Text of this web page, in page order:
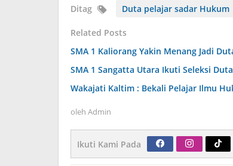
Ditag Duta pelajar sadar Hukum
Related Posts
SMA 1 Kaliorang Yakin Menang Jadi
SMA 1 Sangatta Utara Ikuti Seleksi
Wakajati Kaltim : Bekali Pelajar Ilmu
oleh Admin
Ikuti Kami Pada